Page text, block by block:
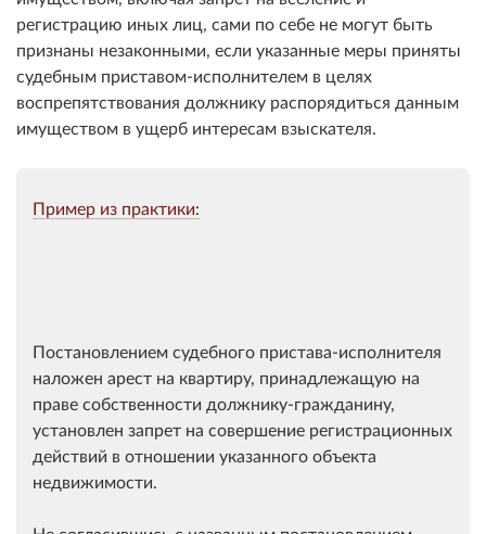
регистрацию иных лиц, сами по себе не могут быть
признаны незаконными, если указанные меры приняты
судебным приставом-исполнителем в целях
воспрепятствования должнику распорядиться данным
имуществом в ущерб интересам взыскателя.
Пример из практики:
Постановлением судебного пристава-исполнителя
наложен арест на квартиру, принадлежащую на
праве собственности должнику-гражданину,
установлен запрет на совершение регистрационных
действий в отношении указанного объекта
недвижимости.